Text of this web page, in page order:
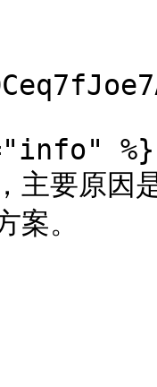
%}
主要原因
案。